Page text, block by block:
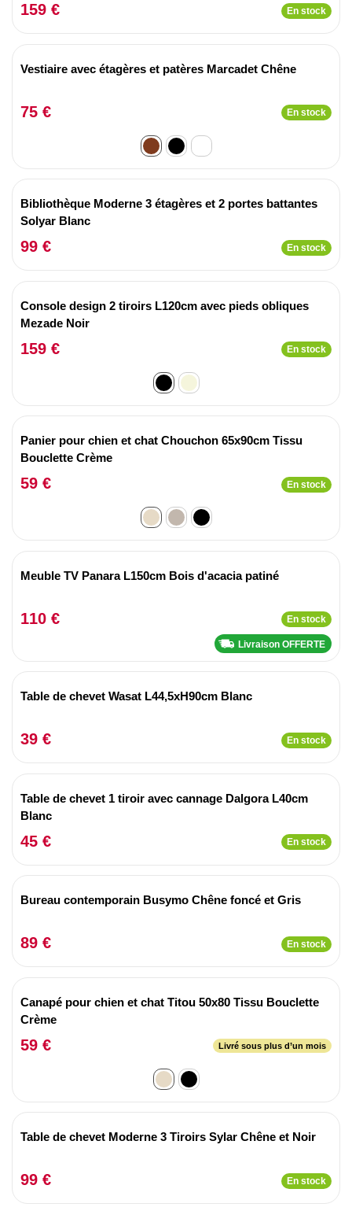
159 € En stock
Vestiaire avec étagères et patères Marcadet Chêne
75 € En stock
Bibliothèque Moderne 3 étagères et 2 portes battantes
Solyar Blanc
99 € En stock
Console design 2 tiroirs L120cm avec pieds obliques
Mezade Noir
159 € En stock
Panier pour chien et chat Chouchon 65x90cm Tissu
Bouclette Crème
59 € En stock
Meuble TV Panara L150cm Bois d'acacia patiné
110 € En stock
Livraison OFFERTE
Table de chevet Wasat L44,5xH90cm Blanc
39 € En stock
Table de chevet 1 tiroir avec cannage Dalgora L40cm
Blanc
45 € En stock
Bureau contemporain Busymo Chêne foncé et Gris
89 € En stock
Canapé pour chien et chat Titou 50x80 Tissu Bouclette
Crème
59 € Livré sous plus d’un mois
Table de chevet Moderne 3 Tiroirs Sylar Chêne et Noir
99 € En stock